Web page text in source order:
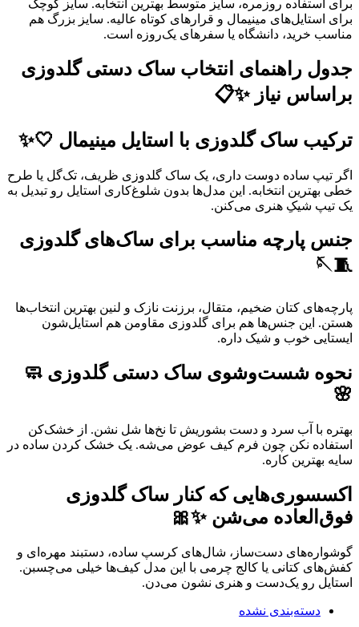
برای استفاده روزمره، سایز متوسط بهترین انتخابه. سایز کوچک
برای استایل‌های مینیمال و قرارهای کوتاه عالیه. سایز بزرگ هم
مناسب خرید، دانشگاه یا سفرهای یک‌روزه است.
جدول راهنمای انتخاب ساک دستی گلدوزی
براساس نیاز ✨📋
ترکیب ساک گلدوزی با استایل مینیمال 🤍✨
اگر تیپ ساده دوست داری، یک ساک گلدوزی ظریف، تک‌گل یا طرح
خطی بهترین انتخابه. این مدل‌ها بدون شلوغ‌کاری استایل رو تبدیل به
یک تیپ شیکِ هنری می‌کنن.
جنس پارچه مناسب برای ساک‌های گلدوزی
🧵🪡
پارچه‌های کتان ضخیم، متقال، برزنت نازک و لنین بهترین انتخاب‌ها
هستن. این جنس‌ها هم برای گلدوزی مقاومن هم استایل‌شون
ایستایی خوب و شیک داره.
نحوه شست‌وشوی ساک دستی گلدوزی 🧼
🌸
بهتره با آب سرد و دست بشوریش تا نخ‌ها شل نشن. از خشک‌کن
استفاده نکن چون فرم کیف عوض می‌شه. یک خشک کردن ساده در
سایه بهترین کاره.
اکسسوری‌هایی که کنار ساک گلدوزی
فوق‌العاده می‌شن ✨🎀
گوشواره‌های دست‌ساز، شال‌های کرسپ ساده، دستبند مهره‌ای و
کفش‌های کتانی یا کالج چرمی با این مدل کیف‌ها خیلی می‌چسبن.
استایل رو یک‌دست و هنری نشون می‌دن.
دسته‌بندی نشده